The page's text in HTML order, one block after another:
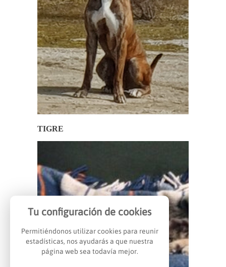
TIGRE
Tu configuración de cookies
Permitiéndonos utilizar cookies para reunir
estadísticas, nos ayudarás a que nuestra
página web sea todavía mejor.